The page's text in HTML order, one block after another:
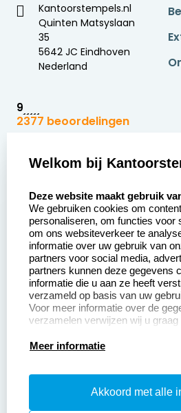
Kantoorstempels.nl
Quinten Matsyslaan
35
5642 JC Eindhoven
Nederland
9
2377 beoordelingen
Zakelijk:
Aanvraag op maat
Betaling &
Verzending
Wederverkoper
worden
Sale
Productinformatie:
Instructiepagina
Welkom bij
Deze website maakt gebruik
We gebruiken cookies om
personaliseren, om functies voor
om ons websiteverkeer te
informatie over uw gebruik van
partners voor social media,
partners kunnen deze gegevens
informatie die u aan ze heeft
verzameld op basis van uw
Voor meer informatie over de
verzamelen verwijzen wij u
Meer informatie
Akkoord met alle